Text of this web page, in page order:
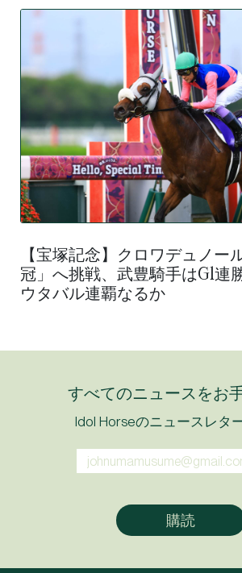
【宝塚記念】クロワデュノー
冠」へ挑戦、武豊騎手はG1連
ウタバル連覇なるか
すべてのニュースをお手
Idol Horseのニュースレタ